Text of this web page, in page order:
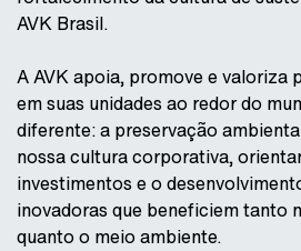
AVK Brasil.
A AVK apoia, promove e valoriza
em suas unidades ao redor do
diferente: a preservação
nossa cultura corporativa,
investimentos e o
inovadoras que beneficiem tanto
quanto o meio ambiente.